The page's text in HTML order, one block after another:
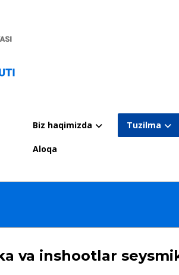
Biz haqimizda Tuzilma
Aloqa
va inshootlar